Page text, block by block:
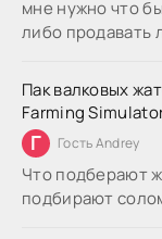
мне нужно что
либо продавать
Пак валковых
Farming
Г Гость Andrey
Что подберают
подбирают